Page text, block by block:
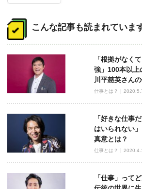
稿
ナ
ョ
ン
こんな記事も読まれていま
「根拠がなく
強」100本以上
川平慈英さん
仕事とは？
「好きな仕事
はいられない
真意とは？
仕事とは？
「仕事」って